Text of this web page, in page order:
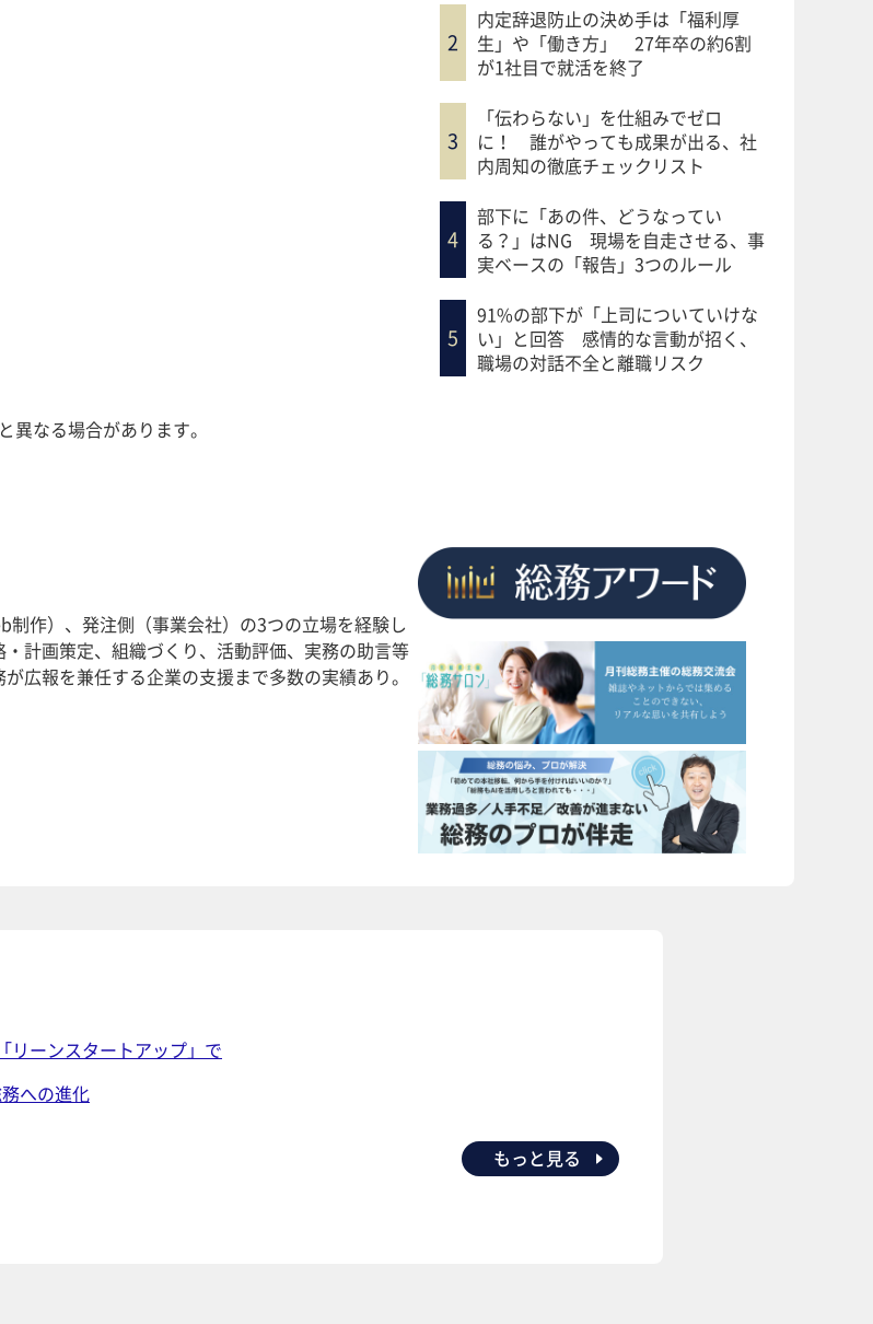
内定辞退防止の決め手は「福利厚
生」や「働き方」 27年卒の約6割
が1社目で就活を終了
「伝わらない」を仕組みでゼロ
に！ 誰がやっても成果が出る、社
内周知の徹底チェックリスト
部下に「あの件、どうなってい
る？」はNG 現場を自走させる、事
実ベースの「報告」3つのルール
91%の部下が「上司についていけな
い」と回答 感情的な言動が招く、
職場の対話不全と離職リスク
なる場合があります。
制作）、発注側（事業会社）の3つの立場を経験し
計画策定、組織づくり、活動評価、実務の助言等
広報を兼任する企業の支援まで多数の実績あり。
リーンスタートアップ」で
への進化
もっと見る